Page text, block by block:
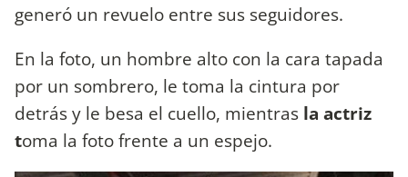
generó un revuelo entre sus seguidores.
En la foto, un hombre alto con la cara tapada
por un sombrero, le toma la cintura por
detrás y le besa el cuello, mientras la actriz
toma la foto frente a un espejo.